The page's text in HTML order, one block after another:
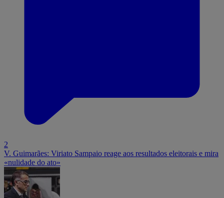
2
V. Guimarães: Viriato Sampaio reage aos resultados eleitorais e mira
«nulidade do ato»